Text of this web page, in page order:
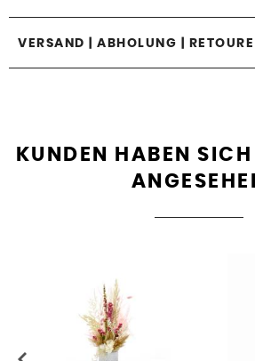
VERSAND | ABHOLUNG | RETOURE
KUNDEN HABEN